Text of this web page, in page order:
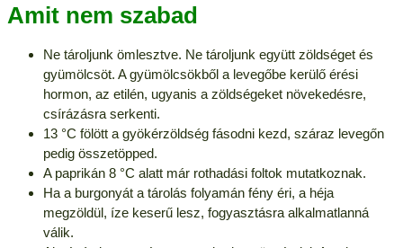
Amit nem szabad
Ne tároljunk ömlesztve. Ne tároljunk együtt zöldséget és
gyümölcsöt. A gyümölcsökből a levegőbe kerülő érési
hormon, az etilén, ugyanis a zöldségeket növekedésre,
csírázásra serkenti.
13 °C fölött a gyökérzöldség fásodni kezd, száraz levegőn
pedig összetöpped.
A paprikán 8 °C alatt már rothadási foltok mutatkoznak.
Ha a burgonyát a tárolás folyamán fény éri, a héja
megzöldül, íze keserű lesz, fogyasztásra alkalmatlanná
válik.